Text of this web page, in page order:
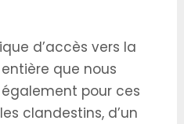
d’accès vers la
que nous
pour ces
clandestins, d’un